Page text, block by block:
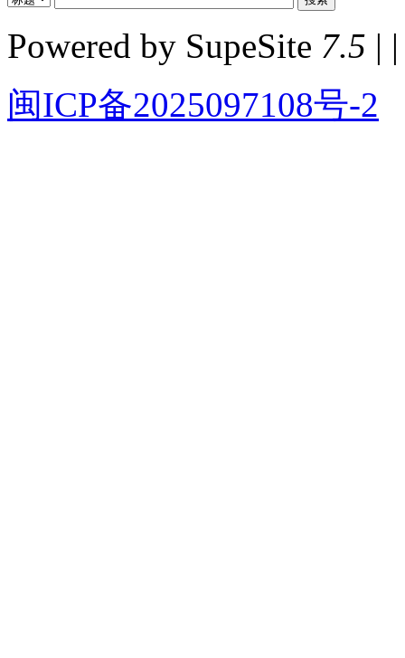
Powered by SupeSite 7.5 | |
闽ICP备2025097108号-2